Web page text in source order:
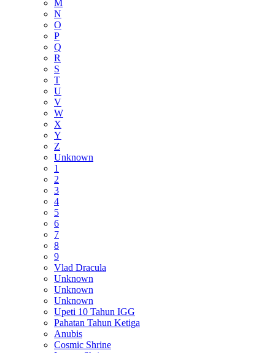
M
N
O
P
Q
R
S
T
U
V
W
X
Y
Z
Unknown
1
2
3
4
5
6
7
8
9
Vlad Dracula
Unknown
Unknown
Unknown
Upeti 10 Tahun IGG
Pahatan Tahun Ketiga
Anubis
Cosmic Shrine